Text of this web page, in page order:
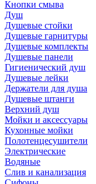
Кнопки смыва
Душ
Душевые стойки
Душевые гарнитуры
Душевые комплекты
Душевые панели
Гигиенический душ
Душевые лейки
Держатели для душа
Душевые штанги
Верхний душ
Мойки и аксессуары
Кухонные мойки
Полотенцесушители
Электрические
Водяные
Слив и канализация